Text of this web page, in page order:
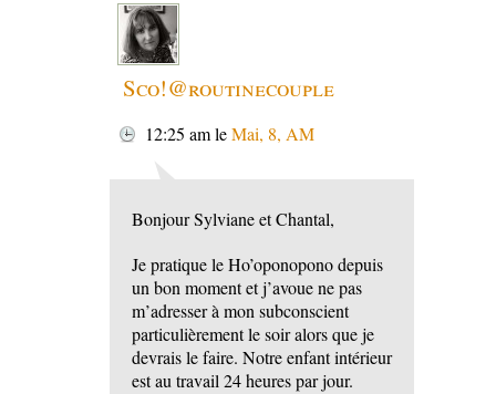
Sco!@routinecouple
12:25 amleMai, 8, AM
Bonjour Sylviane et Chantal,
Je pratique le Ho’oponopono depuis
un bon moment et j’avoue ne pas
m’adresser à mon subconscient
particulièrement le soir alors que je
devrais le faire. Notre enfant intérieur
est au travail 24 heures par jour.